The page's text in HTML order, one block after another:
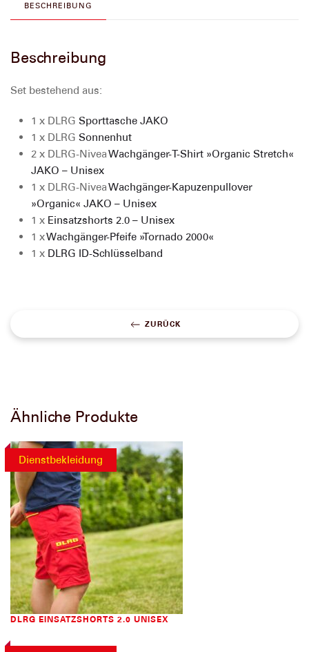
BESCHREIBUNG
Beschreibung
Set bestehend aus:
1 x DLRG Sporttasche JAKO
1 x DLRG Sonnenhut
2 x DLRG-NiveaWachgänger-T-Shirt »Organic Stretch«
JAKO – Unisex
1 x DLRG-NiveaWachgänger-Kapuzenpullover
»Organic« JAKO – Unisex
1 x Einsatzshorts 2.0 – Unisex
1 xWachgänger-Pfeife »Tornado 2000«
1 x DLRG ID-Schlüsselband
ZURÜCK
Ähnliche Produkte
Dienstbekleidung
DLRG EINSATZSHORTS 2.0 UNISEX